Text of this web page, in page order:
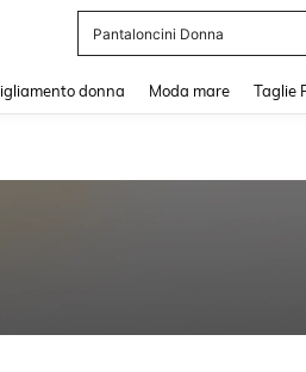
Pantaloncini Donna
donna Moda mare Taglie